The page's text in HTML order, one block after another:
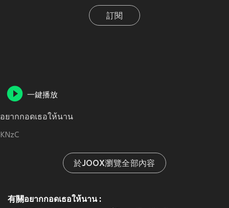
訂閱
一鍵播放
อยากกอดเธอให้นาน
KNzC
於JOOX瀏覽全部內容
有關อยากกอดเธอให้นาน :